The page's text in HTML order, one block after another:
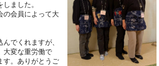
ました。
の会員によって大
でくれますが、
大変な重労働で
す。ありがとうご